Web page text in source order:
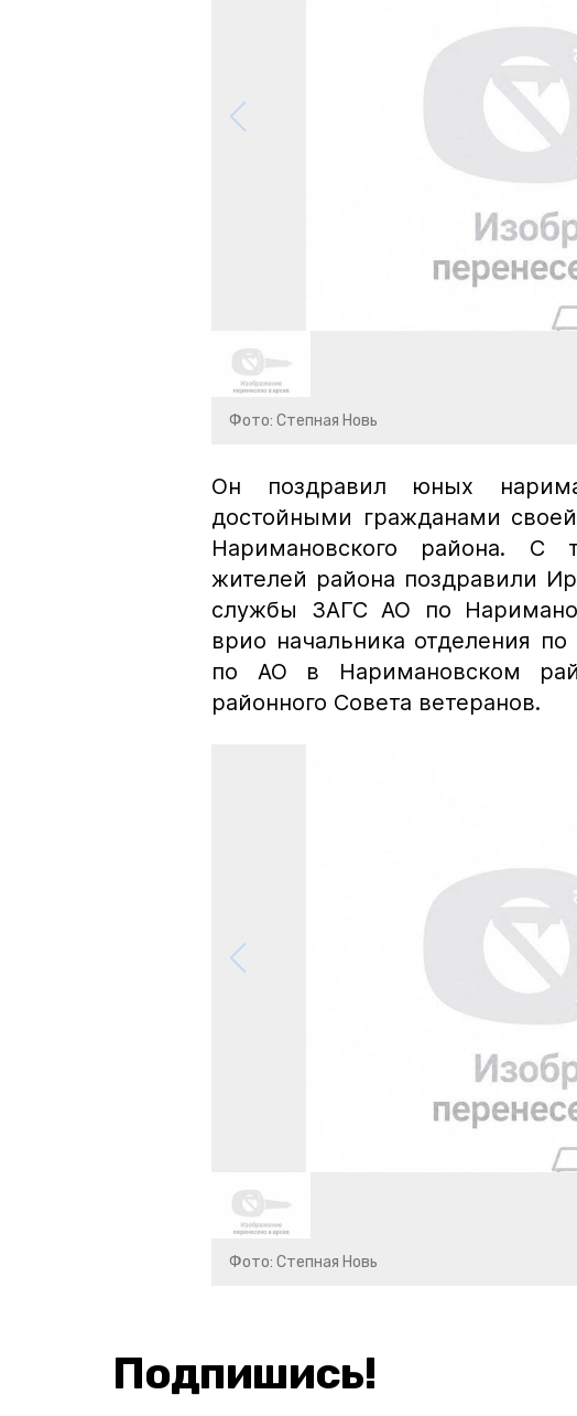
Фото: Степная Новь
Он поздравил юных
достойными гражданами
Наримановского района. С
жителей района поздравили
службы ЗАГС АО по
врио начальника отделения
по АО в Наримановском
районного Совета ветеранов.
Фото: Степная Новь
Подпишись!